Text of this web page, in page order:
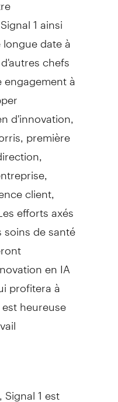
1 ainsi
date à
chefs
à
d'innovation,
première
client,
efforts axés
de santé
en IA
profitera à
heureuse
1 est